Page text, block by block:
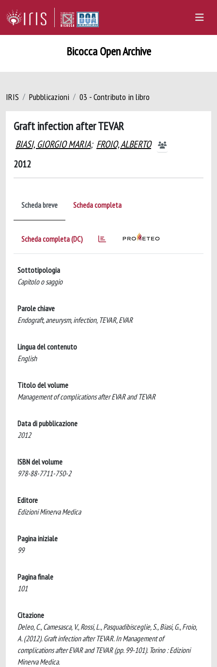
Bicocca Open Archive
IRIS Pubblicazioni 03 - Contributo in libro
Graft infection after TEVAR
BIASI, GIORGIO MARIA; FROIO, ALBERTO
2012
Scheda breve Scheda completa
Scheda completa (DC)
Sottotipologia
Capitolo o saggio
Parole chiave
Endograft, aneurysm, infection, TEVAR, EVAR
Lingua del contenuto
English
Titolo del volume
Management of complications after EVAR and TEVAR
Data di pubblicazione
2012
ISBN del volume
978-88-7711-750-2
Editore
Edizioni Minerva Medica
Pagina iniziale
99
Pagina finale
101
Citazione
Deleo, C., Camesasca, V., Rossi, L., Pasquadibisceglie, S., Biasi, G., Froio,
A. (2012). Graft infection after TEVAR. In Management of
complications after EVAR and TEVAR (pp. 99-101). Torino : Edizioni
Minerva Medica.